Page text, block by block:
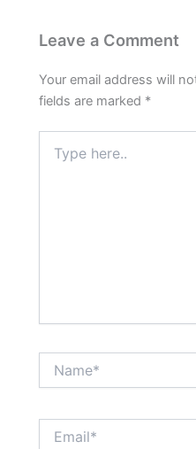
Leave a Comment
Your email address will
fields are marked *
here..